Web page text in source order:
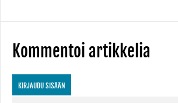
Kommentoi artikkelia
KIRJAUDU SISÄÄN